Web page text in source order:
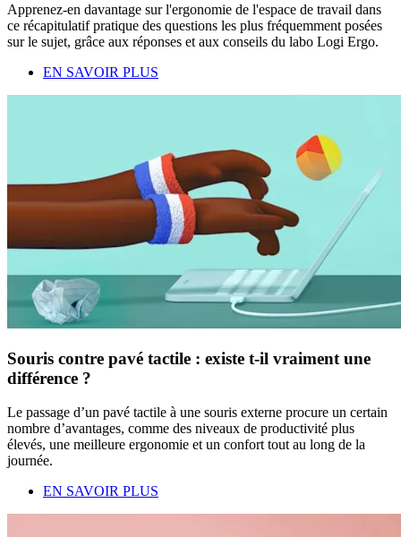
Apprenez-en davantage sur l'ergonomie de l'espace de travail dans
ce récapitulatif pratique des questions les plus fréquemment posées
sur le sujet, grâce aux réponses et aux conseils du labo Logi Ergo.
EN SAVOIR PLUS
Souris contre pavé tactile : existe t-il vraiment une
différence ?
Le passage d’un pavé tactile à une souris externe procure un certain
nombre d’avantages, comme des niveaux de productivité plus
élevés, une meilleure ergonomie et un confort tout au long de la
journée.
EN SAVOIR PLUS